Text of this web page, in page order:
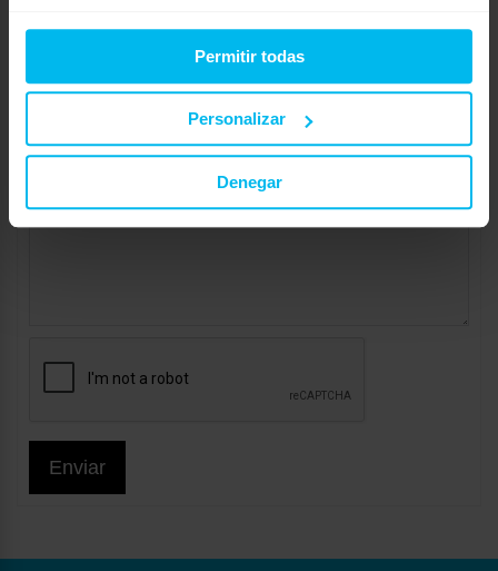
Permitir todas
Personalizar
Denegar
Enviar